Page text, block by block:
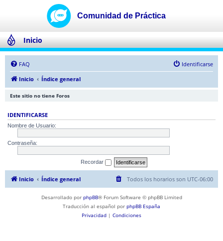
Inicio
FAQ
Identificarse
Inicio
Índice general
Este sitio no tiene Foros
IDENTIFICARSE
Nombre de Usuario:
Contraseña:
Recordar
Inicio Índice general Todos los horarios son UTC-06:00
Desarrollado por phpBB® Forum Software © phpBB Limited
Traducción al español por phpBB España
Privacidad | Condiciones